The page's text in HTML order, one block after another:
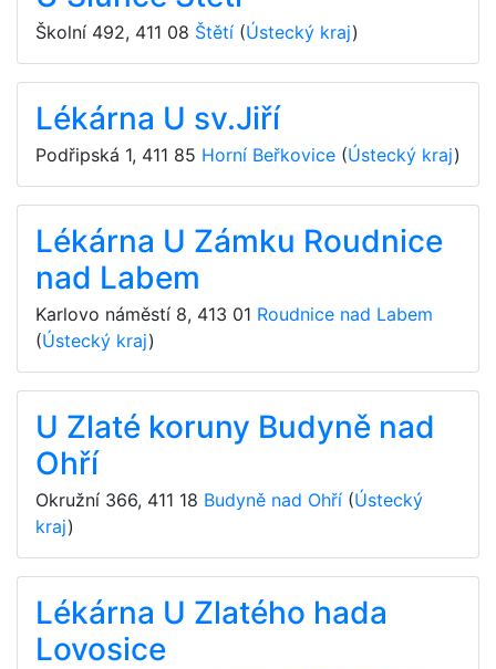
Školní 492, 411 08 Štětí (Ústecký kraj)
Lékárna U sv.Jiří
Podřipská 1, 411 85 Horní Beřkovice (Ústecký kraj)
Lékárna U Zámku Roudnice
nad Labem
Karlovo náměstí 8, 413 01 Roudnice nad Labem
(Ústecký kraj)
U Zlaté koruny Budyně nad
Ohří
Okružní 366, 411 18 Budyně nad Ohří (Ústecký
kraj)
Lékárna U Zlatého hada
Lovosice